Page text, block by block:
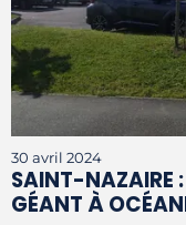
30 avril 2024
SAINT-NAZAIRE
GÉANT À